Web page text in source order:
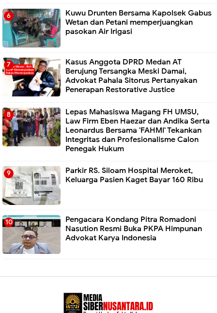
Kuwu Drunten Bersama Kapolsek Gabus
Wetan dan Petani memperjuangkan
pasokan Air Irigasi
Kasus Anggota DPRD Medan AT
Berujung Tersangka Meski Damai,
Advokat Pahala Sitorus Pertanyakan
Penerapan Restorative Justice
Lepas Mahasiswa Magang FH UMSU,
Law Firm Eben Haezar dan Andika Serta
Leonardus Bersama 'FAHMI' Tekankan
Integritas dan Profesionalisme Calon
Penegak Hukum
Parkir RS. Siloam Hospital Meroket,
Keluarga Pasien Kaget Bayar 160 Ribu
Pengacara Kondang Pitra Romadoni
Nasution Resmi Buka PKPA Himpunan
Advokat Karya Indonesia